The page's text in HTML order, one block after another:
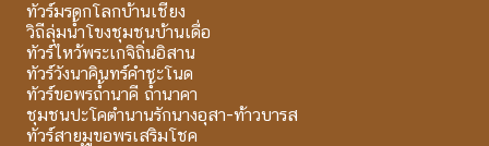
ทัวร์มรดกโลกบ้านเชียง
วิถีลุ่มน้ำโขงชุมชนบ้านเดื่อ
ทัวร์ไหว้พระเกจิถิ่นอิสาน
ทัวร์วังนาคินทร์คำชะโนด
ทัวร์ขอพรถ้ำนาคี ถ้ำนาคา
ชุมชนปะโคตำนานรักนางอุสา-ท้าวบารส
ทัวร์สายมูขอพรเสริมโชค